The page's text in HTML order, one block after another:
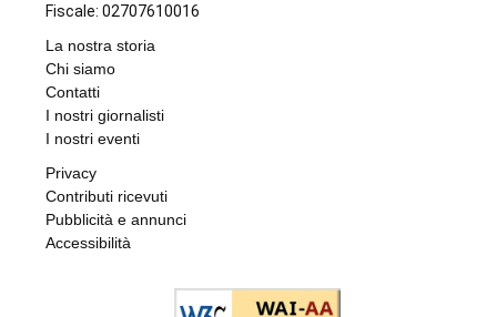
Fiscale: 02707610016
La nostra storia
Chi siamo
Contatti
I nostri giornalisti
I nostri eventi
Privacy
Contributi ricevuti
Pubblicità e annunci
Accessibilità